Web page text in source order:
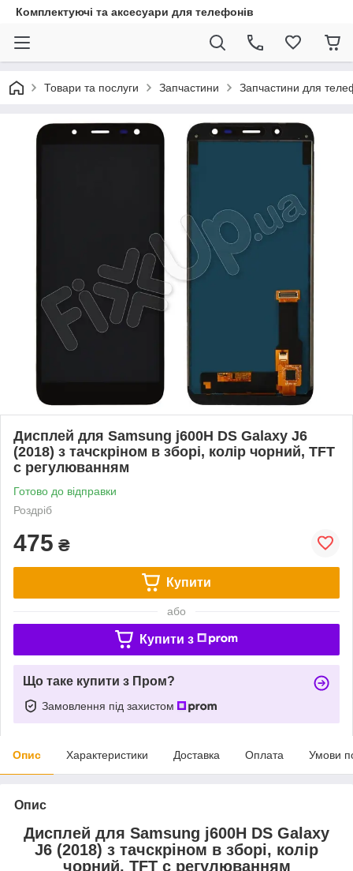
Комплектуючі та аксесуари для телефонів
Товари та послуги Запчастини Запчастини для
Дисплей для Samsung j600H DS Galaxy J6
(2018) з тачскріном в зборі, колір чорний, TFT
c регулюванням
Готово до відправки
Роздріб
475 ₴
Купити
або
Купити з
Що таке купити з Пром?
Замовлення під захистом
Опис Характеристики Доставка Оплата Умови
Опис
Дисплей для Samsung j600H DS Galaxy
J6 (2018) з тачскріном в зборі, колір
чорний, TFT c регулюванням